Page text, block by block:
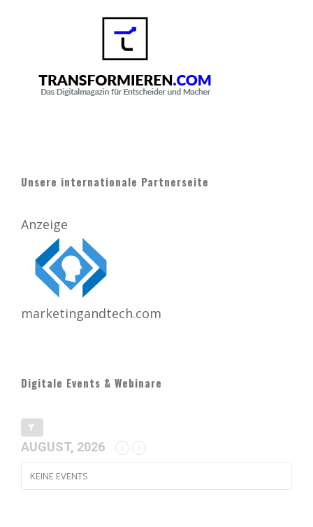
Unsere internationale Partnerseite
Anzeige
marketingandtech.com
Digitale Events & Webinare
AUGUST, 2026
KEINE EVENTS